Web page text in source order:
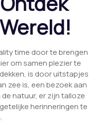
time door te brengen
om samen plezier te
is door uitstapjes
zee is, een bezoek aan
natuur, er zijn talloze
herinneringen te